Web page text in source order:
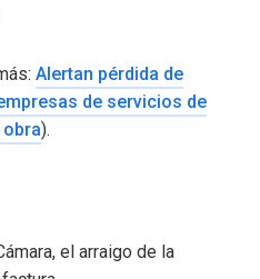
Alertan pérdida de
de servicios de
).
el arraigo de la